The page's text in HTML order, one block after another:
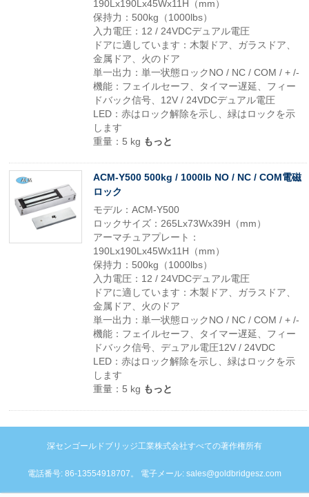
190Lx190Lx45Wx11H（mm）
保持力：500kg（1000lbs）
入力電圧：12 / 24VDCデュアル電圧
ドアに適しています：木製ドア、ガラスドア、
金属ドア、火のドア
単一出力：単一状態ロックNO / NC / COM / + /-
機能：フェイルセーフ、タイマー遅延、フィー
ドバック信号、12V / 24VDCデュアル電圧
LED：赤はロック解除を示し、緑はロックを示
します
重量：5 kg もっと
ACM-Y500 500kg / 1000lb NO / NC / COM電磁
ロック
モデル：ACM-Y500
ロックサイズ：265Lx73Wx39H（mm）
アーマチュアプレート：
190Lx190Lx45Wx11H（mm）
保持力：500kg（1000lbs）
入力電圧：12 / 24VDCデュアル電圧
ドアに適しています：木製ドア、ガラスドア、
金属ドア、火のドア
単一出力：単一状態ロックNO / NC / COM / + /-
機能：フェイルセーフ、タイマー遅延、フィー
ドバック信号、デュアル電圧12V / 24VDC
LED：赤はロック解除を示し、緑はロックを示
します
重量：5 kg もっと
深センゴールドブリッジ工業株式会社すべての著作権所有
電話番号: 86-13554918707。 電子メール: sales@goldbridgesz.com